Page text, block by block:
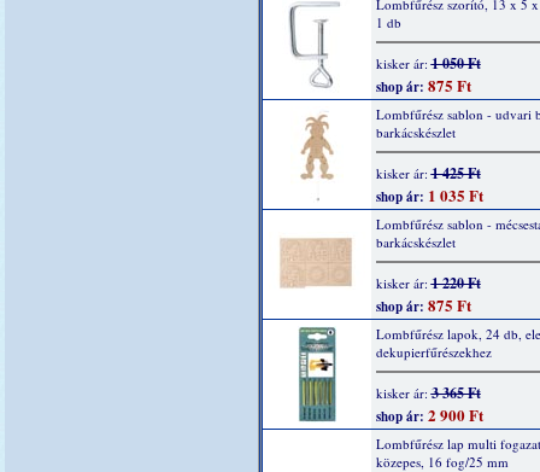
Lombfűrész szorító, 13 x 5
1 db
kisker ár:1 050 Ft
shop ár: 875 Ft
Lombfűrész sablon - udvari
barkácskészlet
kisker ár:1 425 Ft
shop ár: 1 035 Ft
Lombfűrész sablon -
barkácskészlet
kisker ár:1 220 Ft
shop ár: 875 Ft
Lombfűrész lapok, 24 db,
dekupierfűrészekhez
kisker ár:3 365 Ft
shop ár: 2 900 Ft
Lombfűrész lap multi
közepes, 16 fog/25 mm